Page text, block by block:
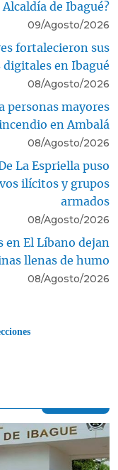
Alcaldía de Ibagué?
09/Agosto/2026
fortalecieron sus
en Ibagué
08/Agosto/2026
personas mayores
en Ambalá
08/Agosto/2026
La Espriella puso
ilícitos y grupos
armados
08/Agosto/2026
en El Líbano dejan
llenas de humo
08/Agosto/2026